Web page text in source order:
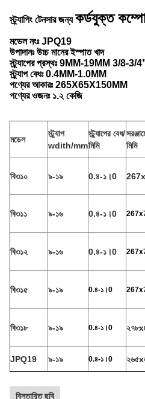
স্ট্র্যাপিং টেনসার জন্য কর্ডযুক্ত
মডেল নংঃ JPQ19
উপাদানঃ উচ্চ মানের ইস্পাত খাদ
স্ট্র্যাপের প্রস্থঃ 9MM-19MM 3/8-3/
স্ট্র্যাপ বেধঃ 0.4MM-1.0MM
পণ্যের আকারঃ 265X65X150MM
পণ্যের ওজনঃ ১.২ কেজি
মডেল
স্ট্র্যাপ
wdith/mm
স্ট্র্যাপের বেধ/
মিমি
মিমি
বি৩১০ ৯-১৯ 0.৪-১।0
বি৩১১ ৯-১৬ 0.৪-১।0
বি৩১২ ৯-১৬ 0.৪-১।0
বি৩১৫ ৯-১৯ 0.৪-১।0
বি৩১৮ ৯-১৯ 0.৪-১।0
JPQ19 ৯-১৯ 0.৪-১।0
বিস্তারিত ছবি